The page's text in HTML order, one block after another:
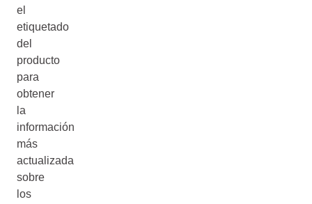
el
etiquetado
del
producto
para
obtener
la
información
más
actualizada
sobre
los